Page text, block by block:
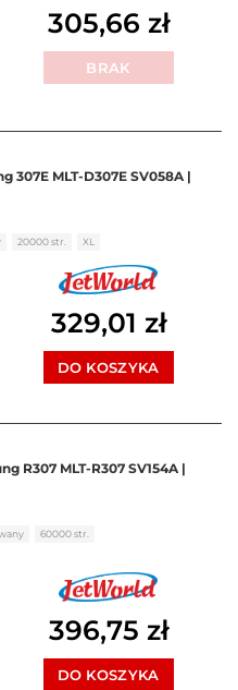
305,66 zł
BRAK
307E MLT-D307E SV058A |
na 5
20000 str. XL
329,01 zł
DO KOSZYKA
R307 MLT-R307 SV154A |
0na 5
60000 str.
396,75 zł
DO KOSZYKA